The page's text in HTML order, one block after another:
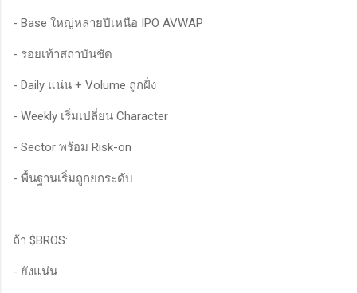
- Base ใหญ่หลายปีเหนือ IPO AVWAP
- รอยเท้าสถาบันชัด
- Daily แน่น + Volume ถูกฝั่ง
- Weekly เริ่มเปลี่ยน Character
- Sector พร้อม Risk-on
- พื้นฐานเริ่มถูกยกระดับ
ถ้า $BROS:
- ยังแน่น